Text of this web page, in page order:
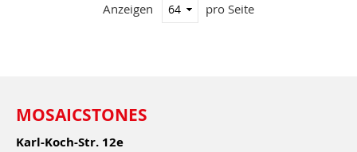
Anzeigen
pro Seite
MOSAICSTONES
Karl-Koch-Str. 12e